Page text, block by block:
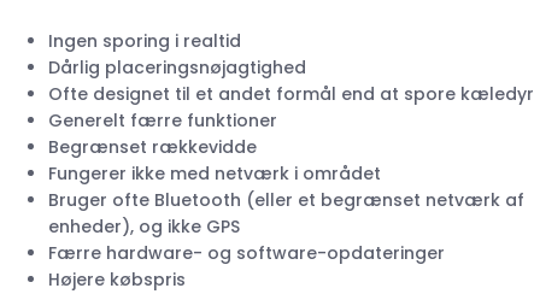
Ingen sporing i realtid
Dårlig placeringsnøjagtighed
Ofte designet til et andet formål end at spore kæledyr
Generelt færre funktioner
Begrænset rækkevidde
Fungerer ikke med netværk i området
Bruger ofte Bluetooth (eller et begrænset netværk af
enheder), og ikke GPS
Færre hardware- og software-opdateringer
Højere købspris